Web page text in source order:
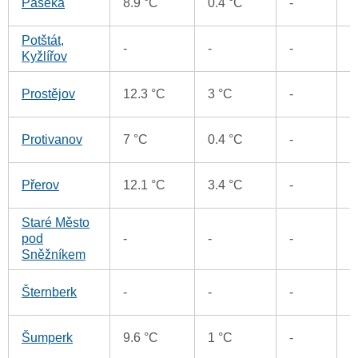
Paseka 8.9 °C 0.4 °C -
Potštát,
Kyžlířov
- - -
Prostějov 12.3 °C 3 °C -
Protivanov 7 °C 0.4 °C -
Přerov 12.1 °C 3.4 °C -
Staré Město
pod
Sněžníkem
- - -
Šternberk - - -
Šumperk 9.6 °C 1 °C -